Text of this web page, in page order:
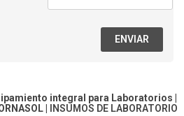
ENVIAR
integral para Laboratorios |
INSUMOS DE LABORATORIO